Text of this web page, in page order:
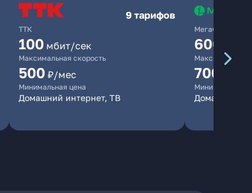
ТТК
9 тарифов
100 мбит/сек
Максимальная скорость
500 ₽/мес
Минимальная цена
Домашний интернет, ТВ
МегаФон
600
Максимальная
700
Минимальная
Домашний